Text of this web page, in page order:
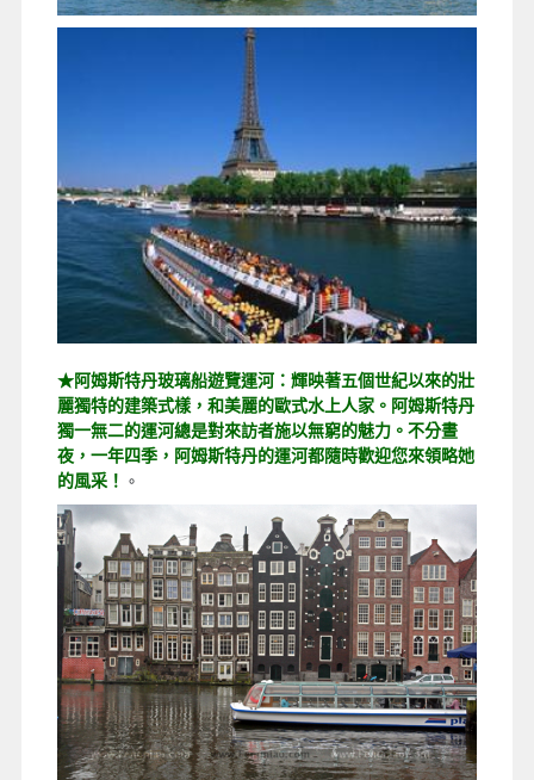
★阿姆斯特丹玻璃船遊覽運河：輝映著五個世紀以來的壯
麗獨特的建築式樣，和美麗的歐式水上人家。阿姆斯特丹
獨一無二的運河總是對來訪者施以無窮的魅力。不分晝
夜，一年四季，阿姆斯特丹的運河都隨時歡迎您來領略她
的風采！ 。